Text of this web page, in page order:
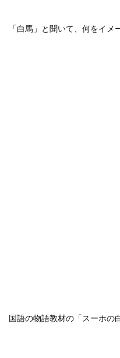
「白馬」と聞いて、何をイメ
国語の物語教材の「スーホの